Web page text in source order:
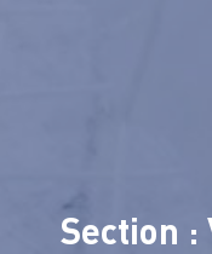
Section :